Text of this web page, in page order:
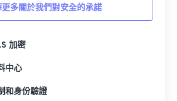
更多關於我們對安全的承諾
加密
中心
和身份驗證